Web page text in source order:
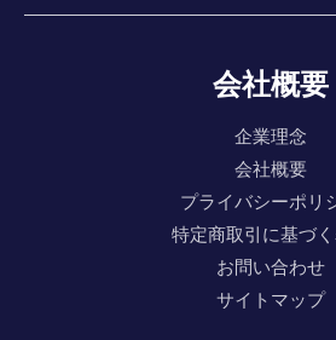
会社概要
企業理念
会社概要
プライバシーポリ
特定商取引に基づ
お問い合わせ
サイトマップ